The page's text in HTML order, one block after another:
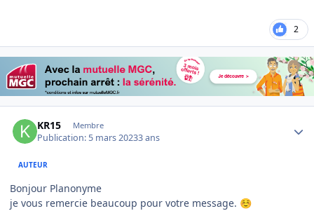
2
KR15 Membre
Publication: 5 mars 20233 ans
AUTEUR
Bonjour Planonyme
je vous remercie beaucoup pour votre message. ☺️